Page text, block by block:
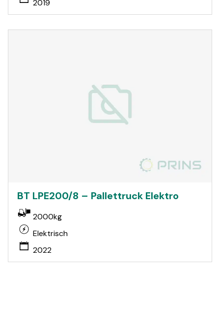
2019
BT LPE200/8 – Pallettruck Elektro
2000kg
Elektrisch
2022